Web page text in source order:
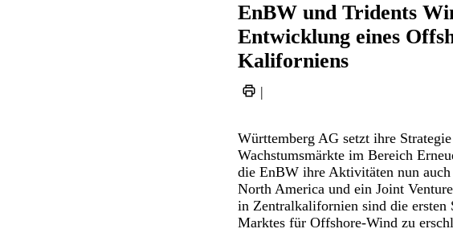
EnBW und Tridents
Entwicklung eines
Kaliforniens
|
Württemberg AG setzt ihre
Wachstumsmärkte im Bereich
die EnBW ihre Aktivitäten nun
North America und ein Joint
in Zentralkalifornien sind die ersten
Marktes für Offshore-Wind zu